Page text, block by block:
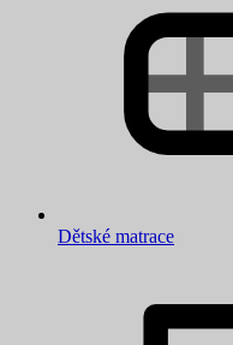
Dětské matrace